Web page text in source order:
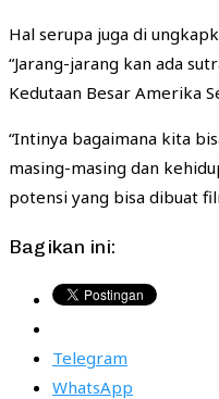
Hal serupa juga di
“Jarang-jarang kan ada
Kedutaan Besar Amerika
“Intinya bagaimana kita
masing-masing dan
potensi yang bisa dibuat
Bagikan ini:
Telegram
WhatsApp